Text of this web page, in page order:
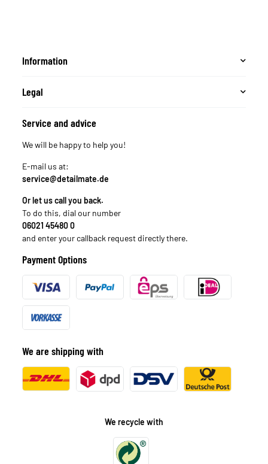
Information
Legal
Service and advice
We will be happy to help you!
E-mail us at:
service@detailmate.de
Or let us call you back.
To do this, dial our number
06021 45480 0
and enter your callback request directly there.
Payment Options
We are shipping with
We recycle with